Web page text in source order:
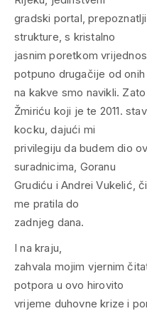
gradski portal,
strukture, s kristalno
jasnim poretkom
potpuno drugačije od onih
na kakve smo navikli.
Žmiriću koji je te 2011.
kocku, dajući mi
privilegiju da budem dio
suradnicima, Goranu
Grudiću i Andrei Vukelić,
me pratila do
zadnjeg dana.
I na kraju,
zahvala mojim vjernim
potpora u ovo hirovito
vrijeme duhovne krize i